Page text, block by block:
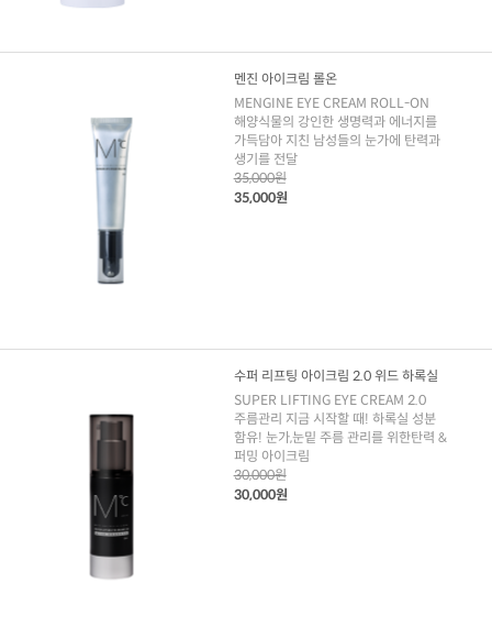
멘진 아이크림 롤온
MENGINE EYE CREAM ROLL-ON
해양식물의 강인한 생명력과 에너지를
가득담아 지친 남성들의 눈가에 탄력과
생기를 전달
35,000원
35,000원
수퍼 리프팅 아이크림 2.0 위드 하록실
SUPER LIFTING EYE CREAM 2.0
주름관리 지금 시작할 때! 하록실 성분
함유! 눈가,눈밑 주름 관리를 위한탄력 &
퍼밍 아이크림
30,000원
30,000원